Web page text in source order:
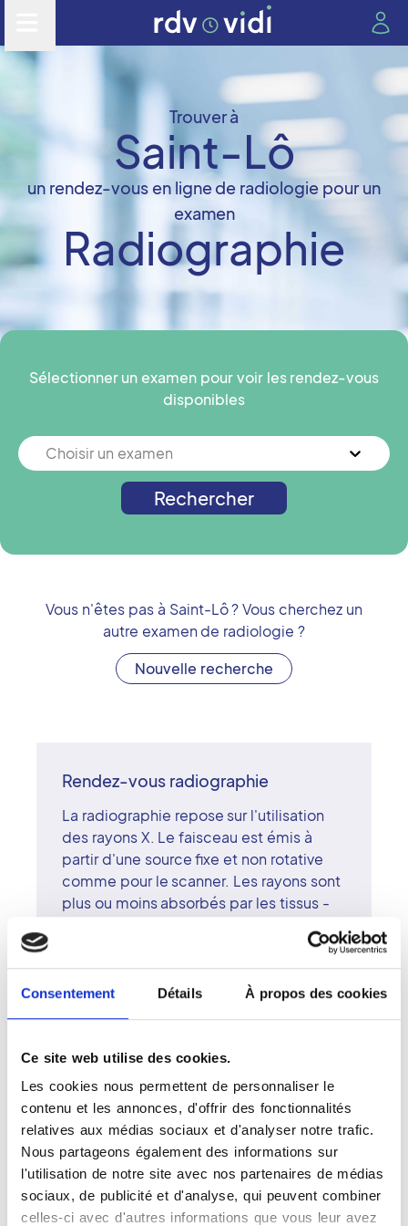
Consentement Détails À propos des cookies
Ce site web utilise des cookies.
Les cookies nous permettent de personnaliser le
contenu et les annonces, d'offrir des fonctionnalités
relatives aux médias sociaux et d'analyser notre trafic.
Nous partageons également des informations sur
l'utilisation de notre site avec nos partenaires de médias
sociaux, de publicité et d'analyse, qui peuvent combiner
celles-ci avec d'autres informations que vous leur avez
Trouver à
Saint-Lô
un rendez-vous en ligne de radiologie pour un
examen
Radiographie
Sélectionner un examen pour voir les rendez-vous
disponibles
Choisir un examen
Rechercher
Vous n'êtes pas à Saint-Lô? Vous cherchez un
autre examen de radiologie ?
Nouvelle recherche
Rendez-vous radiographie
La radiographie repose sur l'utilisation
des rayons X. Le faisceau est émis à
partir d'une source fixe et non rotative
comme pour le scanner. Les rayons sont
plus ou moins absorbés par les tissus -
derniers - avant d'être recueillis sur une
pellicule photosensible placée derrière
le patient. Sur le cliché, les rayons X
radiographie est contre-indiquée chez
les femmes enceintes ou susceptibles
de l'être.
Se préparer pour une radiographie